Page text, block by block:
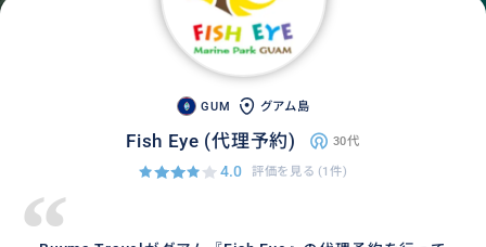
GUM グアム島
Fish Eye (代理予約) 30代
4.0 評価を見る (1件)